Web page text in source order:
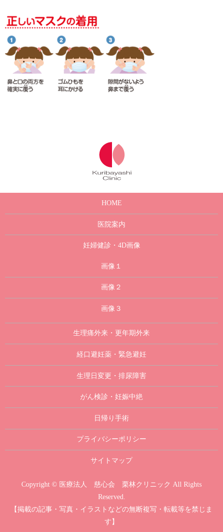
HOME
医院案内
妊婦健診・4D画像
画像１
画像２
画像３
生理痛外来・更年期外来
経口避妊薬・緊急避妊
生理日変更・排尿障害
がん検診・妊娠中絶
日帰り手術
プライバシーポリシー
サイトマップ
Copyright © 医療法人 慈心会 栗林クリニック All Rights
Reserved.
【掲載の記事・写真・イラストなどの無断複写・転載等を禁じま
す】